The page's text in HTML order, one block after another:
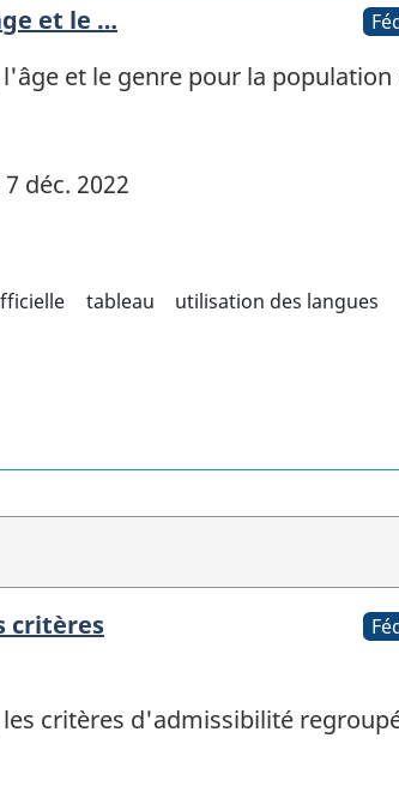
et le …
et le genre pour la population
7 déc. 2022
tableau utilisation des langues
critères
critères d'admissibilité